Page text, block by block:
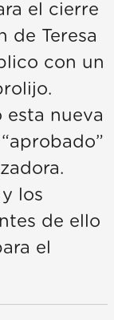
el cierre
de Teresa
con un
esta nueva
los
de ello
el